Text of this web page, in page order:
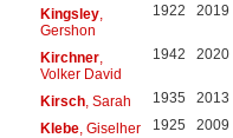
Kingsley,
Gershon
1922 2019
Kirchner,
Volker David
1942 2020
Kirsch, Sarah 1935 2013
Klebe, Giselher 1925 2009